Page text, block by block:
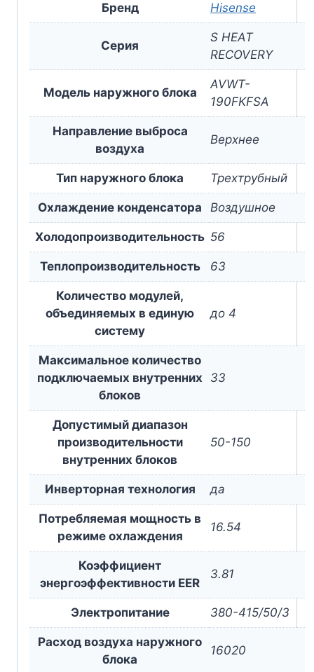
Бренд Hisense
Серия
S HEAT
RECOVERY
Модель наружного блока
AVWT-
190FKFSA
Направление выброса
воздуха
Верхнее
Тип наружного блока Трехтрубный
Охлаждение конденсатора Воздушное
Холодопроизводительность 56
Теплопроизводительность 63
Количество модулей,
объединяемых в единую
систему
до 4
Максимальное количество
подключаемых внутренних
блоков
33
Допустимый диапазон
производительности
внутренних блоков
50-150
Инверторная технология да
Потребляемая мощность в
режиме охлаждения
16.54
Коэффициент
энергоэффективности EER
3.81
Электропитание 380-415/50/3
Расход воздуха наружного
блока
16020